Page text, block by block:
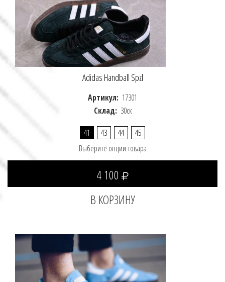
Adidas Handball Spzl
Артикул: 17301
Склад: 30ск
41 43 44
45
Выберите опции товара
4 100